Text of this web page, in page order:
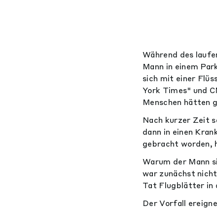
Während des
Mann in einem
sich mit einer
York Times" und
Menschen hätten
Nach kurzer Zeit
dann in einen
gebracht worden,
Warum der Mann
war zunächst
Tat Flugblätter in
Der Vorfall